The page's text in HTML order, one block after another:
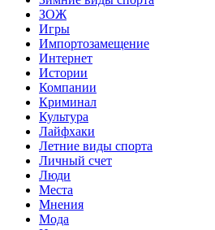
ЗОЖ
Игры
Импортозамещение
Интернет
Истории
Компании
Криминал
Культура
Лайфхаки
Летние виды спорта
Личный счет
Люди
Места
Мнения
Мода